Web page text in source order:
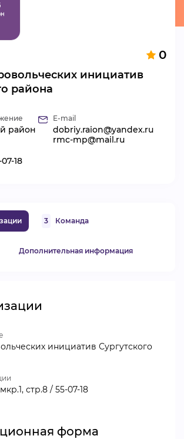
ВОЙТИ
0
инициатив
района
район
E-mail
dobriy.raion@yandex.ru
rmc-mp@mail.ru
18
3 Команда
Дополнительная информация
инициатив Сургутского
стр.8 / 55-07-18
форма